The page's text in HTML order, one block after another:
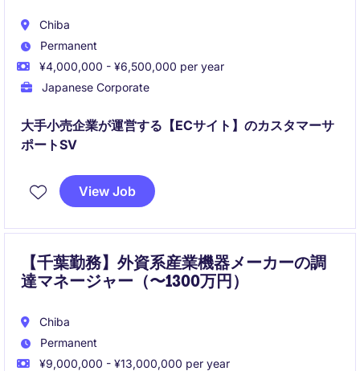
Chiba
Permanent
¥4,000,000 - ¥6,500,000 per year
Japanese Corporate
大手小売企業が運営する【ECサイト】のカスタマーサ
ポートSV
View Job
【千葉勤務】外資系産業機器メーカーの調
達マネージャー（〜1300万円）
Chiba
Permanent
¥9,000,000 - ¥13,000,000 per year